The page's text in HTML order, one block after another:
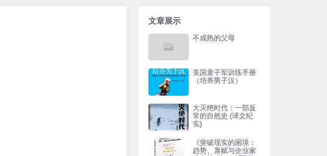
文章展示
不成熟的父母
美国童子军训练手册
（培养男子汉）
大灭绝时代：一部反
常的自然史 (译文纪
实)
《突破现实的困境：
趋势、禀赋与企业家